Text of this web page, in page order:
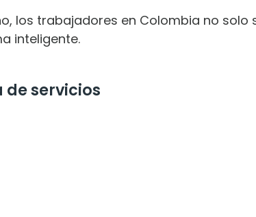
los trabajadores en Colombia no
inteligente.
servicios